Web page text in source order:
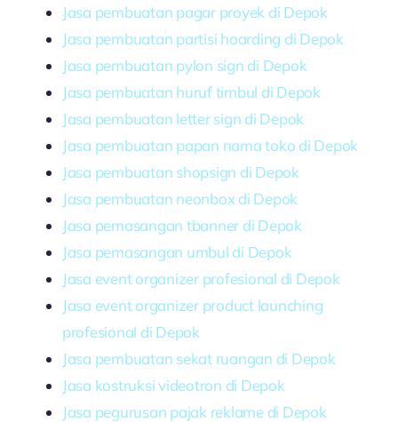
Jasa pembuatan pagar proyek di Depok
Jasa pembuatan partisi hoarding di Depok
Jasa pembuatan pylon sign di Depok
Jasa pembuatan huruf timbul di Depok
Jasa pembuatan letter sign di Depok
Jasa pembuatan papan nama toko di Depok
Jasa pembuatan shopsign di Depok
Jasa pembuatan neonbox di Depok
Jasa pemasangan tbanner di Depok
Jasa pemasangan umbul di Depok
Jasa event organizer profesional di Depok
Jasa event organizer product launching
profesional di Depok
Jasa pembuatan sekat ruangan di Depok
Jasa kostruksi videotron di Depok
Jasa pegurusan pajak reklame di Depok